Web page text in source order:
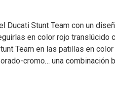
Ducati Stunt Team con un
en color rojo translúcido
Team en las patillas en
cromo… una combinación